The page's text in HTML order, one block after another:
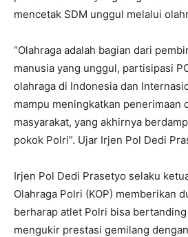
mencetak SDM unggul melalui
“Olahraga adalah bagian dari
manusia yang unggul, partisipasi
olahraga di Indonesia dan
mampu meningkatkan penerimaan
masyarakat, yang akhirnya
pokok Polri”. Ujar Irjen Pol Dedi
Irjen Pol Dedi Prasetyo selaku
Olahraga Polri (KOP) memberikan
berharap atlet Polri bisa
mengukir prestasi gemilang